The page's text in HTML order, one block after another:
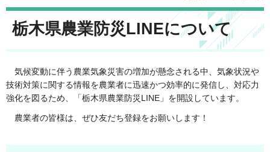
栃木県農業防災LINEについて
気候変動に伴う農業気象災害の増加が懸念される中、気象状況や
技術対策に関する情報を農業者に迅速かつ効率的に発信し、対応力
強化を図るため、「栃木県農業防災LINE」を開設しています。
農業者の皆様は、ぜひ友だち登録をお願いします！